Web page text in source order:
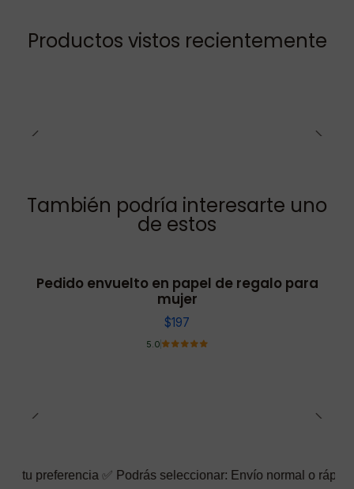
Productos vistos recientemente
También podría interesarte uno
de estos
Pedido envuelto en papel de regalo para
mujer
$197
5.0
✅ Podrás seleccionar: Envío normal o rápido ☑️